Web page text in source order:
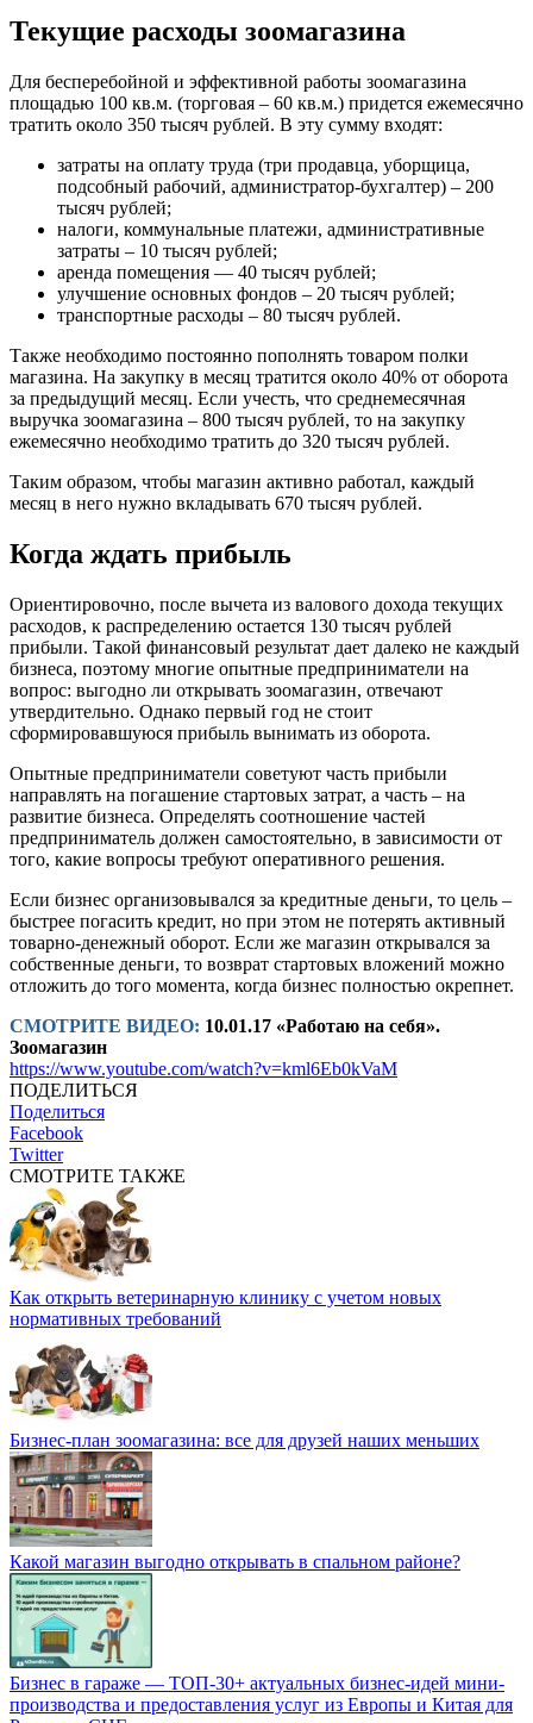
Текущие расходы зоомагазина
Для бесперебойной и эффективной работы зоомагазина
площадью 100 кв.м. (торговая – 60 кв.м.) придется ежемесячно
тратить около 350 тысяч рублей. В эту сумму входят:
затраты на оплату труда (три продавца, уборщица,
подсобный рабочий, администратор-бухгалтер) – 200
тысяч рублей;
налоги, коммунальные платежи, административные
затраты – 10 тысяч рублей;
аренда помещения — 40 тысяч рублей;
улучшение основных фондов – 20 тысяч рублей;
транспортные расходы – 80 тысяч рублей.
Также необходимо постоянно пополнять товаром полки
магазина. На закупку в месяц тратится около 40% от оборота
за предыдущий месяц. Если учесть, что среднемесячная
выручка зоомагазина – 800 тысяч рублей, то на закупку
ежемесячно необходимо тратить до 320 тысяч рублей.
Таким образом, чтобы магазин активно работал, каждый
месяц в него нужно вкладывать 670 тысяч рублей.
Когда ждать прибыль
Ориентировочно, после вычета из валового дохода текущих
расходов, к распределению остается 130 тысяч рублей
прибыли. Такой финансовый результат дает далеко не каждый
бизнеса, поэтому многие опытные предприниматели на
вопрос: выгодно ли открывать зоомагазин, отвечают
утвердительно. Однако первый год не стоит
сформировавшуюся прибыль вынимать из оборота.
Опытные предприниматели советуют часть прибыли
направлять на погашение стартовых затрат, а часть – на
развитие бизнеса. Определять соотношение частей
предприниматель должен самостоятельно, в зависимости от
того, какие вопросы требуют оперативного решения.
Если бизнес организовывался за кредитные деньги, то цель –
быстрее погасить кредит, но при этом не потерять активный
товарно-денежный оборот. Если же магазин открывался за
собственные деньги, то возврат стартовых вложений можно
отложить до того момента, когда бизнес полностью окрепнет.
СМОТРИТЕ ВИДЕО: 10.01.17 «Работаю на себя».
Зоомагазин
https://www.youtube.com/watch?v=kml6Eb0kVaM
ПОДЕЛИТЬСЯ
Поделиться
Facebook
Twitter
СМОТРИТЕ ТАКЖЕ
Как открыть ветеринарную клинику с учетом новых
нормативных требований
Бизнес-план зоомагазина: все для друзей наших меньших
Какой магазин выгодно открывать в спальном районе?
Бизнес в гараже — ТОП-30+ актуальных бизнес-идей мини-
производства и предоставления услуг из Европы и Китая для